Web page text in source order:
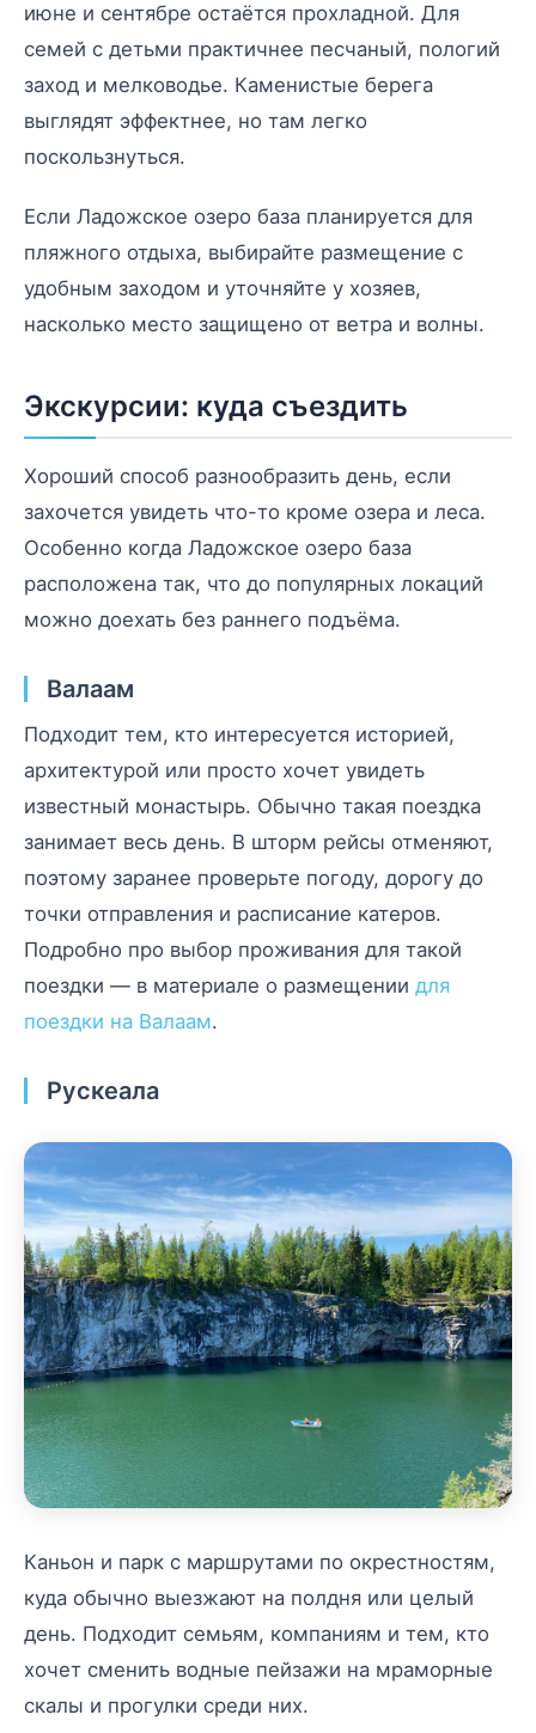
июне и сентябре остаётся прохладной. Для
семей с детьми практичнее песчаный, пологий
заход и мелководье. Каменистые берега
выглядят эффектнее, но там легко
поскользнуться.
Если Ладожское озеро база планируется для
пляжного отдыха, выбирайте размещение с
удобным заходом и уточняйте у хозяев,
насколько место защищено от ветра и волны.
Экскурсии: куда съездить
Хороший способ разнообразить день, если
захочется увидеть что-то кроме озера и леса.
Особенно когда Ладожское озеро база
расположена так, что до популярных локаций
можно доехать без раннего подъёма.
Валаам
Подходит тем, кто интересуется историей,
архитектурой или просто хочет увидеть
известный монастырь. Обычно такая поездка
занимает весь день. В шторм рейсы отменяют,
поэтому заранее проверьте погоду, дорогу до
точки отправления и расписание катеров.
Подробно про выбор проживания для такой
поездки — в материале о размещении для
поездки на Валаам.
Рускеала
Каньон и парк с маршрутами по окрестностям,
куда обычно выезжают на полдня или целый
день. Подходит семьям, компаниям и тем, кто
хочет сменить водные пейзажи на мраморные
скалы и прогулки среди них.